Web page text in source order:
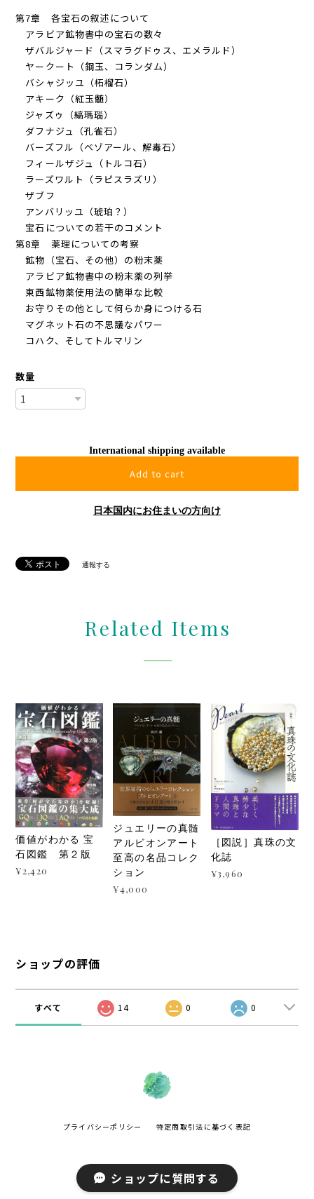
第7章 各宝石の叙述について
アラビア鉱物書中の宝石の数々
ザバルジャード（スマラグドゥス、エメラルド）
ヤークート（鋼玉、コランダム）
バシャジッユ（柘榴石）
アキーク（紅玉髄）
ジャズゥ（縞瑪瑙）
ダフナジュ（孔雀石）
バーズフル（ベゾアール、解毒石）
フィールザジュ（トルコ石）
ラーズワルト（ラピスラズリ）
ザブフ
アンバリッユ（琥珀？）
宝石についての若干のコメント
第8章 薬理についての考察
鉱物（宝石、その他）の粉末薬
アラビア鉱物書中の粉末薬の列挙
東西鉱物薬使用法の簡単な比較
お守りその他として何らか身につける石
マグネット石の不思議なパワー
コハク、そしてトルマリン
数量
International shipping available
Add to cart
日本国内にお住まいの方向け
通報する
Related Items
価値がわかる 宝
石図鑑 第２版
¥2,420
ジュエリーの真髄
アルビオンアート
至高の名品コレク
ション
¥4,000
［図説］真珠の文
化誌
¥3,960
ショップの評価
すべて 14 0 0
プライバシーポリシー 特定商取引法に基づく表記
© かざりすの森 All rights reserved.
ショップに質問する